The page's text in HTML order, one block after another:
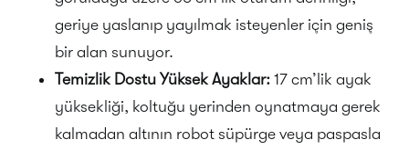
geriye yaslanıp yayılmak isteyenler için geniş
bir alan sunuyor.
Temizlik Dostu Yüksek Ayaklar: 17 cm’lik ayak
yüksekliği, koltuğu yerinden oynatmaya gerek
kalmadan altının robot süpürge veya paspasla